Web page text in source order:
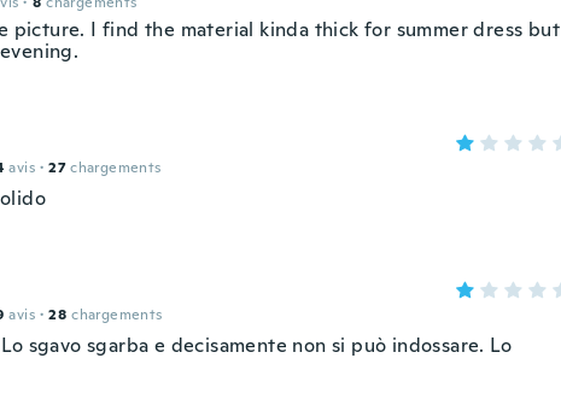
picture. I find the material kinda thick for summer dress but
avis · 27 chargements
avis · 28 chargements
sgavo sgarba e decisamente non si può indossare. Lo